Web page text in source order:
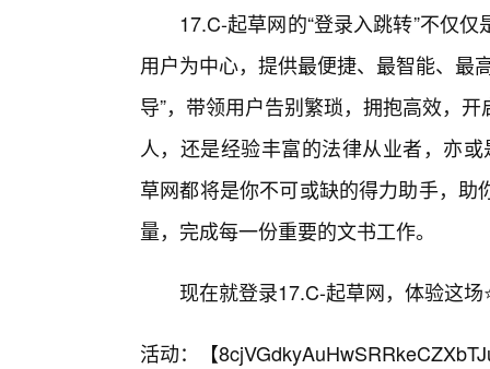
17.C-起草网的“登录入跳转”不仅
用户为中心，提供最便捷、最智能、最
导”，带领用户告别繁琐，拥抱高效，
人，还是经验丰富的法律从业者，亦
草网都将是你不可或缺的得力助手，
量，完成每一份重要的文书工作。
现在就登录17.C-起草网，体验这
活动：【